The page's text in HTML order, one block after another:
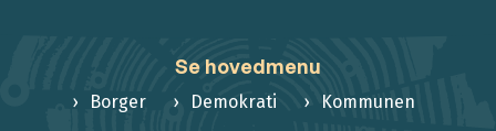
Se hovedmenu
Borger Demokrati Kommunen